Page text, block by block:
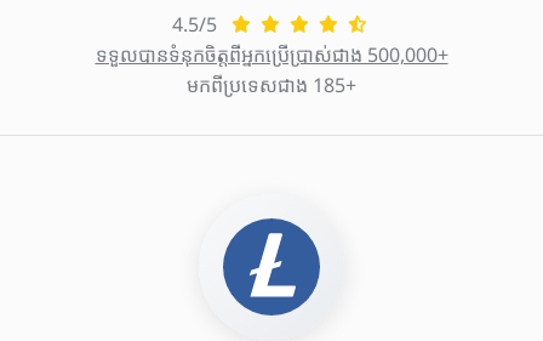
4.5/5
ទទួលបានទំនុកចិត្តពីអ្នកប្រើប្រាស់ជាង 500,000+
មកពីប្រទេសជាង 185+